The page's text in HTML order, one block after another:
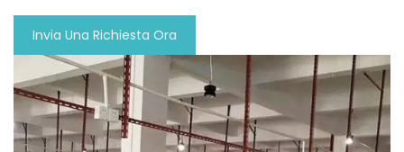
Invia Una Richiesta Ora